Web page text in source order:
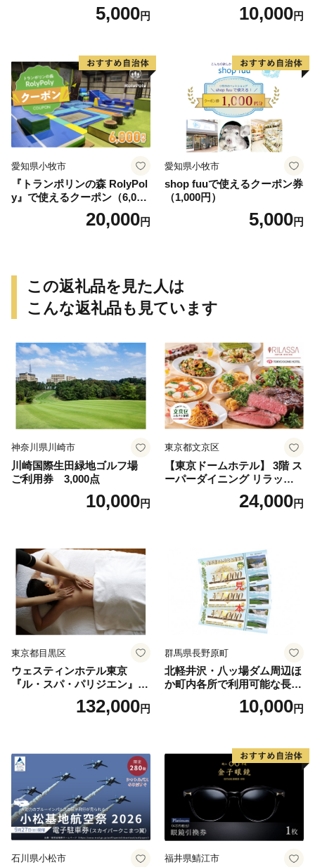
5,000円 10,000円
愛知県小牧市
『トランポリンの森 RolyPol
y』で使えるクーポン（6,000
20,000円
愛知県小牧市
shop fuuで使えるクーポン券
（1,000円）
5,000円
この返礼品を見た人は
こんな返礼品も見ています
神奈川県川崎市
川崎国際生田緑地ゴルフ場
ご利用券 3,000点
10,000円
東京都文京区
【東京ドームホテル】 3階 ス
ーパーダイニング リラッサ
ランチブッフェ お食事券 大
人1名様分 関東 東京 ご利用
24,000円
東京都目黒区
ウェスティンホテル東京
『ル・スパ・パリジエン』選
べるボディセラピー90分/1名
132,000円
群馬県長野原町
北軽井沢・八ッ場ダム周辺ほ
か町内各所で利用可能な長野
原町ふるさと感謝券（3,000
円分）【トラベル 観光 旅行
10,000円
石川県小松市 福井県鯖江市